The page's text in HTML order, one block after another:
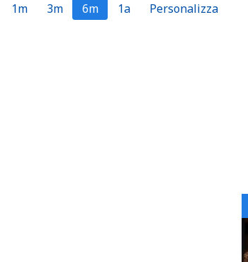
1m 3m 6m 1a Personalizza